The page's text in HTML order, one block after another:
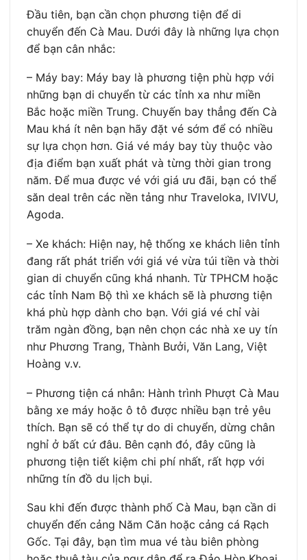
Đầu tiên, bạn cần chọn phương tiện để di
chuyển đến Cà Mau. Dưới đây là những lựa chọn
để bạn cân nhắc:
– Máy bay: Máy bay là phương tiện phù hợp với
những bạn di chuyển từ các tỉnh xa như miền
Bắc hoặc miền Trung. Chuyến bay thẳng đến Cà
Mau khá ít nên bạn hãy đặt vé sớm để có nhiều
sự lựa chọn hơn. Giá vé máy bay tùy thuộc vào
địa điểm bạn xuất phát và từng thời gian trong
năm. Để mua được vé với giá ưu đãi, bạn có thể
săn deal trên các nền tảng như Traveloka, IVIVU,
Agoda.
– Xe khách: Hiện nay, hệ thống xe khách liên tỉnh
đang rất phát triển với giá vé vừa túi tiền và thời
gian di chuyển cũng khá nhanh. Từ TPHCM hoặc
các tỉnh Nam Bộ thì xe khách sẽ là phương tiện
khá phù hợp dành cho bạn. Với giá vé chỉ vài
trăm ngàn đồng, bạn nên chọn các nhà xe uy tín
như Phương Trang, Thành Bưởi, Văn Lang, Việt
Hoàng v.v.
– Phương tiện cá nhân: Hành trình Phượt Cà Mau
bằng xe máy hoặc ô tô được nhiều bạn trẻ yêu
thích. Bạn sẽ có thể tự do di chuyển, dừng chân
nghỉ ở bất cứ đâu. Bên cạnh đó, đây cũng là
phương tiện tiết kiệm chi phí nhất, rất hợp với
những tín đồ du lịch bụi.
Sau khi đến được thành phố Cà Mau, bạn cần di
chuyển đến cảng Năm Căn hoặc cảng cá Rạch
Gốc. Tại đây, bạn tìm mua vé tàu biên phòng